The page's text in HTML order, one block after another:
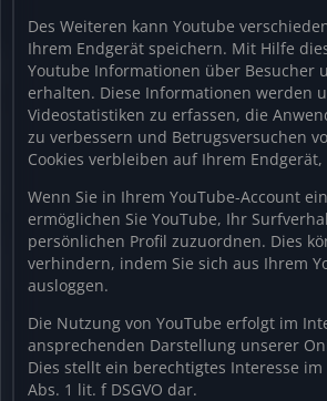
Des Weiteren kann Youtube
Ihrem Endgerät speichern. Mit Hilfe
Youtube Informationen über Besucher
erhalten. Diese Informationen werden
Videostatistiken zu erfassen, die
zu verbessern und Betrugsversuchen
Cookies verbleiben auf Ihrem
Wenn Sie in Ihrem YouTube-Account
ermöglichen Sie YouTube, Ihr
persönlichen Profil zuzuordnen. Dies
verhindern, indem Sie sich aus Ihrem
ausloggen.
Die Nutzung von YouTube erfolgt im
ansprechenden Darstellung unserer
Dies stellt ein berechtigtes Interesse im
Abs. 1 lit. f DSGVO dar.